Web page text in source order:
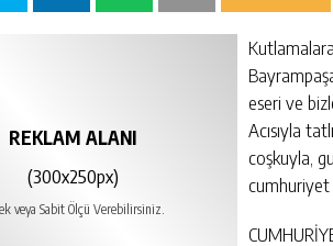
REKLAM ALANI
(300x250px)
veya Sabit Ölçü Verebilirsiniz.
eseri ve
Acısıyla
coşkuyla,
cumhuriyet